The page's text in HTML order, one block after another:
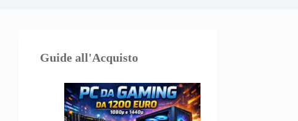
Guide all'Acquisto